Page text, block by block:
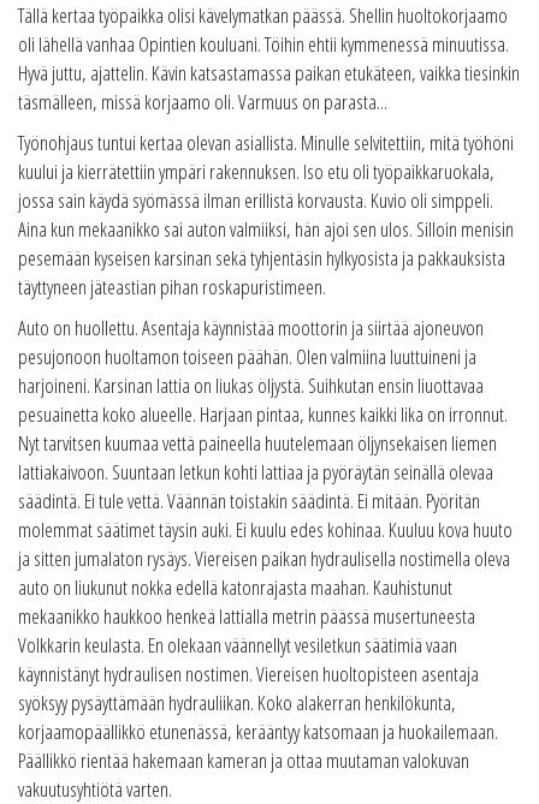
Tällä kertaa työpaikka olisi kävelymatkan päässä. Shellin huoltokorjaamo
oli lähellä vanhaa Opintien kouluani. Töihin ehtii kymmenessä minuutissa.
Hyvä juttu, ajattelin. Kävin katsastamassa paikan etukäteen, vaikka tiesinkin
täsmälleen, missä korjaamo oli. Varmuus on parasta...
Työnohjaus tuntui kertaa olevan asiallista. Minulle selvitettiin, mitä työhöni
kuului ja kierrätettiin ympäri rakennuksen. Iso etu oli työpaikkaruokala,
jossa sain käydä syömässä ilman erillistä korvausta. Kuvio oli simppeli.
Aina kun mekaanikko sai auton valmiiksi, hän ajoi sen ulos. Silloin menisin
pesemään kyseisen karsinan sekä tyhjentäsin hylkyosista ja pakkauksista
täyttyneen jäteastian pihan roskapuristimeen.
Auto on huollettu. Asentaja käynnistää moottorin ja siirtää ajoneuvon
pesujonoon huoltamon toiseen päähän. Olen valmiina luuttuineni ja
harjoineni. Karsinan lattia on liukas öljystä. Suihkutan ensin liuottavaa
pesuainetta koko alueelle. Harjaan pintaa, kunnes kaikki lika on irronnut.
Nyt tarvitsen kuumaa vettä paineella huutelemaan öljynsekaisen liemen
lattiakaivoon. Suuntaan letkun kohti lattiaa ja pyöräytän seinällä olevaa
säädintä. Ei tule vettä. Väännän toistakin säädintä. Ei mitään. Pyöritän
molemmat säätimet täysin auki. Ei kuulu edes kohinaa. Kuuluu kova huuto
ja sitten jumalaton rysäys. Viereisen paikan hydraulisella nostimella oleva
auto on liukunut nokka edellä katonrajasta maahan. Kauhistunut
mekaanikko haukkoo henkeä lattialla metrin päässä musertuneesta
Volkkarin keulasta. En olekaan väännellyt vesiletkun säätimiä vaan
käynnistänyt hydraulisen nostimen. Viereisen huoltopisteen asentaja
syöksyy pysäyttämään hydrauliikan. Koko alakerran henkilökunta,
korjaamopäällikkö etunenässä, kerääntyy katsomaan ja huokailemaan.
Päällikkö rientää hakemaan kameran ja ottaa muutaman valokuvan
vakuutusyhtiötä varten.